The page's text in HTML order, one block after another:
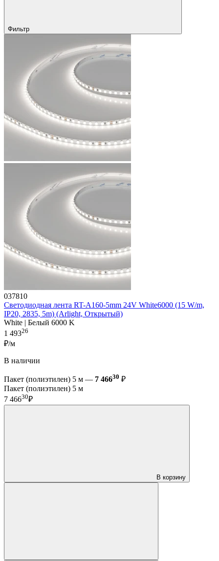
Фильтр
037810
Светодиодная лента RT-A160-5mm 24V White6000 (15 W/m,
IP20, 2835, 5m) (Arlight, Открытый)
White | Белый 6000 K
1 49326
₽/м
В наличии
Пакет (полиэтилен) 5 м — 7 46630 ₽
Пакет (полиэтилен) 5 м
7 46630₽
В корзину